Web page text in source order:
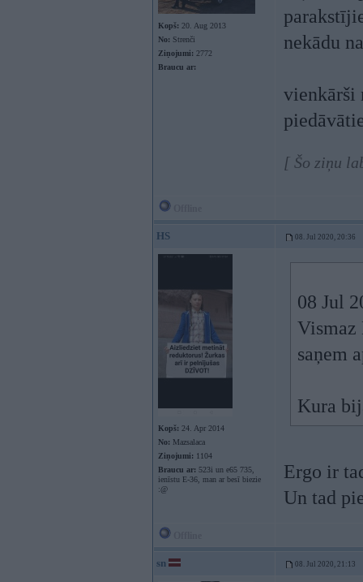
Kopš: 20. Aug 2013
No: Strenči
Ziņojumi: 2772
Braucu ar:
nekādu
vienkārši
[ Šo ziņu
HS 08. Jul 2020, 20:36
Kopš: 24. Apr 2014
No: Mazsalaca
Ziņojumi: 1104
Braucu ar: 523i un e65 735,
ienīstu E-36, man ar besī biezie
:@
08 Jul
Vismaz
saņem
Kura
Ergo ir
Un tad
sn 08. Jul 2020, 21:13